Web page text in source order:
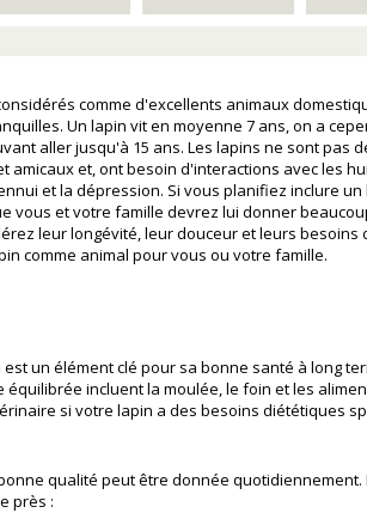
comme d'excellents animaux
Un lapin vit en moyenne 7 ans, on a
aller jusqu'à 15 ans. Les lapins ne sont pas
amicaux et, ont besoin d'interactions avec les
et la dépression. Si vous planifiez inclure
vous et votre famille devrez lui donner
leur longévité, leur douceur et leurs besoins
comme animal pour vous ou votre famille.
un élément clé pour sa bonne santé à long
équilibrée incluent la moulée, le foin et les
si votre lapin a des besoins diététiques
qualité peut être donnée
près :